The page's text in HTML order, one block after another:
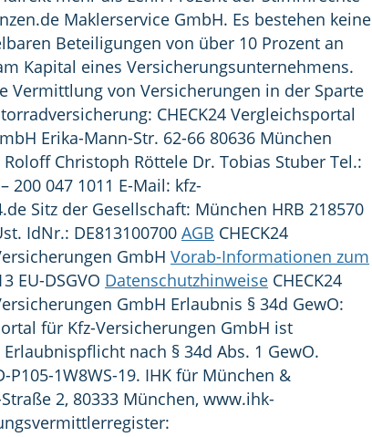
Maklerservice GmbH. Es bestehen keine
Beteiligungen von über 10 Prozent an
Kapital eines Versicherungsunternehmens.
Vermittlung von Versicherungen in der Sparte
CHECK24 Vergleichsportal
Erika-Mann-Str. 62-66 80636 München
Christoph Röttele Dr. Tobias Stuber Tel.:
200 047 1011 E-Mail: kfz-
Sitz der Gesellschaft: München HRB 218570
IdNr.: DE813100700 AGB CHECK24
GmbH Vorab-Informationen zum
EU-DSGVO Datenschutzhinweise CHECK24
GmbH Erlaubnis § 34d GewO:
für Kfz-Versicherungen GmbH ist
nach § 34d Abs. 1 GewO.
1W8WS-19. IHK für München &
2, ‎80333 München, www.ihk-